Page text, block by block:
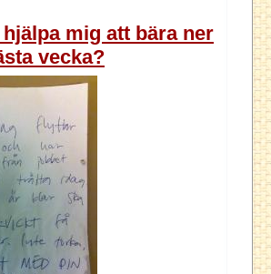
mig att bära ner
vecka?